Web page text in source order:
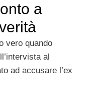
a
vero quando
al
ad accusare l’ex